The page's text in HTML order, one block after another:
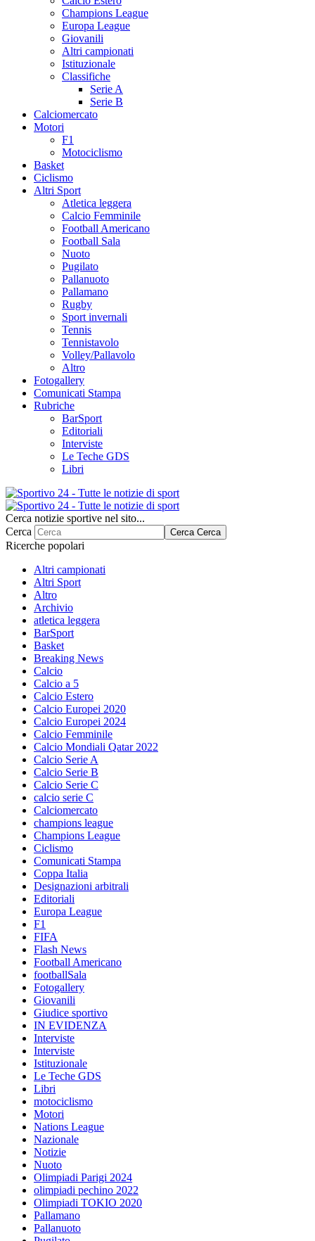
Champions League
Europa League
Giovanili
Altri campionati
Istituzionale
Classifiche
Serie A
Serie B
Calciomercato
Motori
F1
Motociclismo
Basket
Ciclismo
Altri Sport
Atletica leggera
Calcio Femminile
Football Americano
Football Sala
Nuoto
Pugilato
Pallanuoto
Pallamano
Rugby
Sport invernali
Tennis
Tennistavolo
Volley/Pallavolo
Altro
Fotogallery
Comunicati Stampa
Rubriche
BarSport
Editoriali
Interviste
Le Teche GDS
Libri
Cerca notizie sportive nel sito...
Cerca
Cerca Cerca
Ricerche popolari
Altri campionati
Altri Sport
Altro
Archivio
atletica leggera
BarSport
Basket
Breaking News
Calcio
Calcio a 5
Calcio Estero
Calcio Europei 2020
Calcio Europei 2024
Calcio Femminile
Calcio Mondiali Qatar 2022
Calcio Serie A
Calcio Serie B
Calcio Serie C
calcio serie C
Calciomercato
champions league
Champions League
Ciclismo
Comunicati Stampa
Coppa Italia
Designazioni arbitrali
Editoriali
Europa League
F1
FIFA
Flash News
Football Americano
footballSala
Fotogallery
Giovanili
Giudice sportivo
IN EVIDENZA
Interviste
Interviste
Istituzionale
Le Teche GDS
Libri
motociclismo
Motori
Nations League
Nazionale
Notizie
Nuoto
Olimpiadi Parigi 2024
olimpiadi pechino 2022
Olimpiadi TOKIO 2020
Pallamano
Pallanuoto